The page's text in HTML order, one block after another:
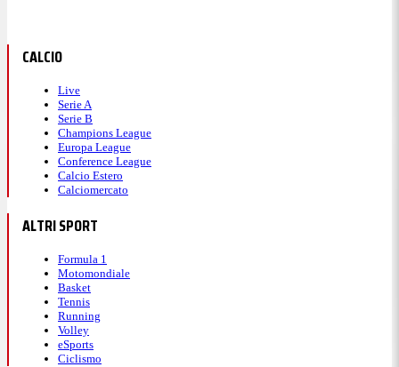
CALCIO
Live
Serie A
Serie B
Champions League
Europa League
Conference League
Calcio Estero
Calciomercato
ALTRI SPORT
Formula 1
Motomondiale
Basket
Tennis
Running
Volley
eSports
Ciclismo